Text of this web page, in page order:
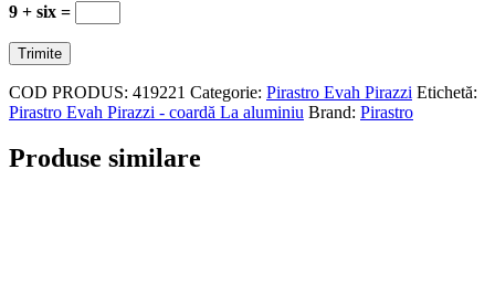
9 + six =
COD PRODUS: 419221 Categorie: Pirastro Evah Pirazzi Etichetă:
Pirastro Evah Pirazzi - coardă La aluminiu Brand: Pirastro
Produse similare